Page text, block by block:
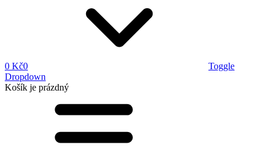
0 Kč0
Toggle
Dropdown
Košík je prázdný